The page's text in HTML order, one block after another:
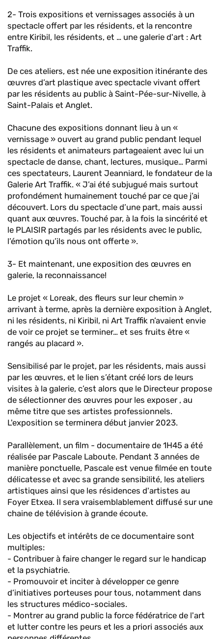
2- Trois expositions et vernissages associés à un
spectacle offert par les résidents, et la rencontre
entre Kiribil, les résidents, et … une galerie d'art : Art
Traffik.
De ces ateliers, est née une exposition itinérante des
œuvres d’art plastique avec spectacle vivant offert
par les résidents au public à Saint-Pée-sur-Nivelle, à
Saint-Palais et Anglet.
Chacune des expositions donnant lieu à un «
vernissage » ouvert au grand public pendant lequel
les résidents et animateurs partageaient avec lui un
spectacle de danse, chant, lectures, musique… Parmi
ces spectateurs, Laurent Jeanniard, le fondateur de la
Galerie Art Traffik. « J’ai été subjugué mais surtout
profondément humainement touché par ce que j’ai
découvert. Lors du spectacle d’une part, mais aussi
quant aux œuvres. Touché par, à la fois la sincérité et
le PLAISIR partagés par les résidents avec le public,
l’émotion qu’ils nous ont offerte ».
3- Et maintenant, une exposition des œuvres en
galerie, la reconnaissance!
Le projet « Loreak, des fleurs sur leur chemin »
arrivant à terme, après la dernière exposition à Anglet,
ni les résidents, ni Kiribil, ni Art Traffik n’avaient envie
de voir ce projet se terminer… et ses fruits être «
rangés au placard ».
Sensibilisé par le projet, par les résidents, mais aussi
par les œuvres, et le lien s’étant créé lors de leurs
visites à la galerie, c’est alors que le Directeur propose
de sélectionner des œuvres pour les exposer , au
même titre que ses artistes professionnels.
L'exposition se terminera début janvier 2023.
Parallèlement, un film - documentaire de 1H45 a été
réalisée par Pascale Laboute. Pendant 3 années de
manière ponctuelle, Pascale est venue filmée en toute
délicatesse et avec sa grande sensibilité, les ateliers
artistiques ainsi que les résidences d'artistes au
Foyer Etxea. Il sera vraisemblablement diffusé sur une
chaine de télévision à grande écoute.
Les objectifs et intérêts de ce documentaire sont
multiples:
- Contribuer à faire changer le regard sur le handicap
et la psychiatrie.
- Promouvoir et inciter à développer ce genre
d’initiatives porteuses pour tous, notamment dans
les structures médico-sociales.
- Montrer au grand public la force fédératrice de l'art
et lutter contre les peurs et les a priori associés aux